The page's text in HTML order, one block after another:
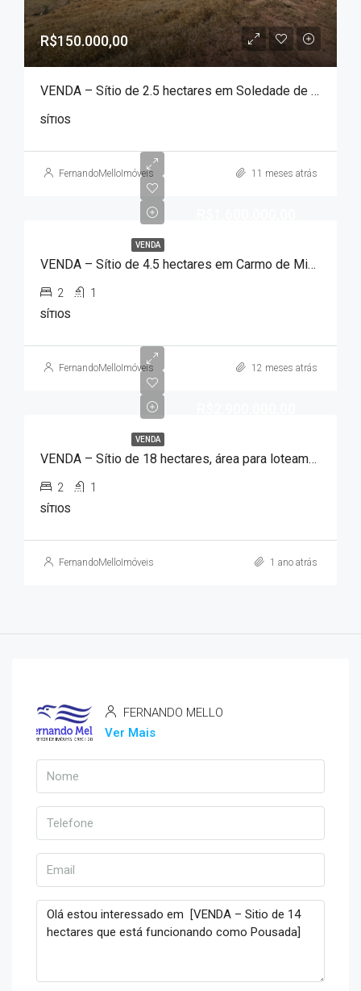
R$150.000,00
VENDA – Sítio de 2.5 hectares em Soledade de Minas!!!
SÍTIOS
FernandoMelloImóveis 11 meses atrás
VENDA
VENDA – Sítio de 4.5 hectares em Carmo de Minas!!!
2 1
SÍTIOS
FernandoMelloImóveis 12 meses atrás
VENDA
VENDA – Sítio de 18 hectares, área para loteamento!!!
2 1
SÍTIOS
FernandoMelloImóveis 1 ano atrás
FERNANDO MELLO
Ver Mais